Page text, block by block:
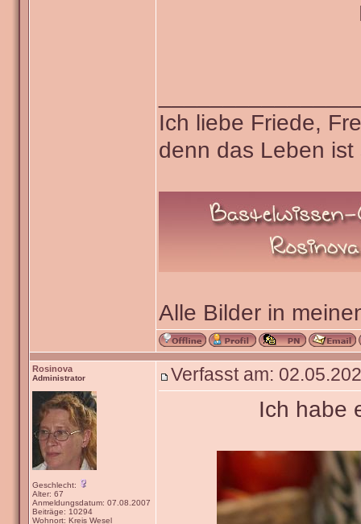
Ich liebe Friede,
denn das Leben
Alle Bilder in
Rosinova
Administrator
Geschlecht:
Alter: 67
Anmeldungsdatum: 07.08.2007
Beiträge: 10294
Wohnort: Kreis Wesel
Verfasst am:
Ich habe